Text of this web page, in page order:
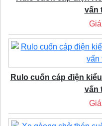
vấn
Rulo cuốn cáp điện
vấn